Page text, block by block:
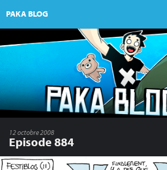
PAKA BLOG
12 octobre 2008
Episode 884